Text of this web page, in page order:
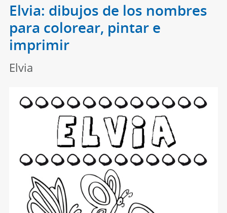
Elvia: dibujos de los nombres
para colorear, pintar e
imprimir
Elvia